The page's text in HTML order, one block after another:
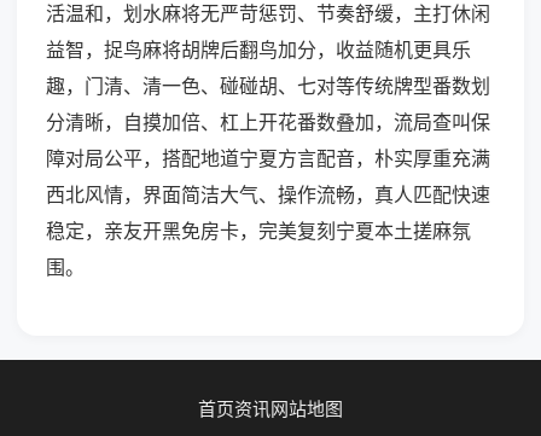
活温和，划水麻将无严苛惩罚、节奏舒缓，主打休闲
益智，捉鸟麻将胡牌后翻鸟加分，收益随机更具乐
趣，门清、清一色、碰碰胡、七对等传统牌型番数划
分清晰，自摸加倍、杠上开花番数叠加，流局查叫保
障对局公平，搭配地道宁夏方言配音，朴实厚重充满
西北风情，界面简洁大气、操作流畅，真人匹配快速
稳定，亲友开黑免房卡，完美复刻宁夏本土搓麻氛
围。
首页资讯网站地图